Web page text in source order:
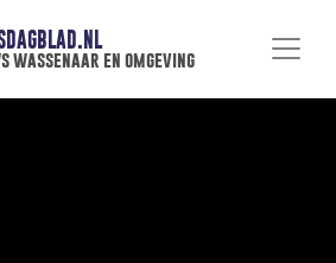
wassenaar en omgeving